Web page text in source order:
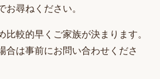
尋ねください。
較的早くご家族が決まります。
合は事前にお問い合わせくださ